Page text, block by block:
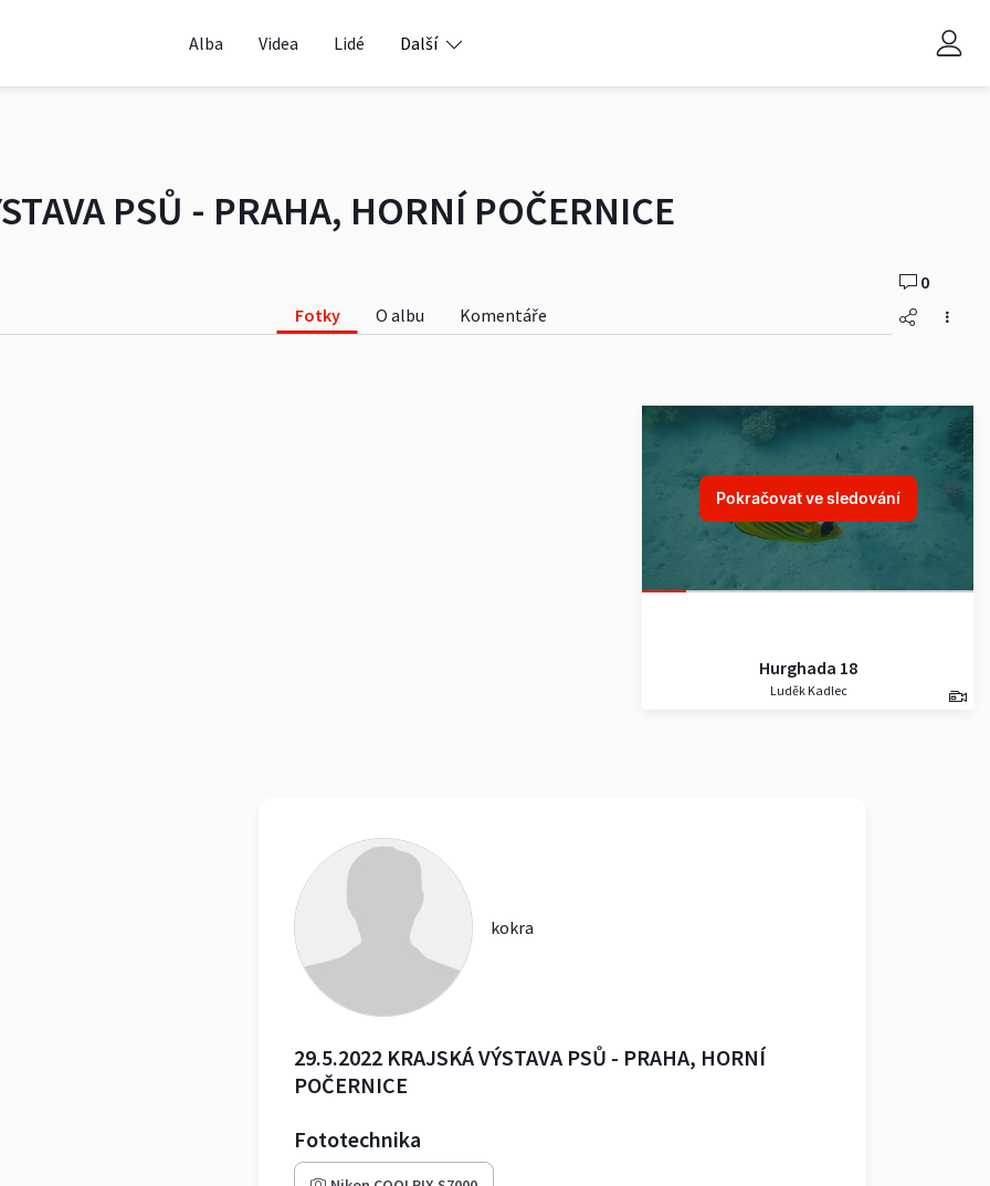
Alba Videa Lidé
Další
PSŮ - PRAHA, HORNÍ POČERNICE
Fotky O albu Komentáře
0
Pokračovat ve sledování
Hurghada 18
Luděk Kadlec
kokra
29.5.2022 KRAJSKÁ VÝSTAVA PSŮ - PRAHA, HORNÍ
POČERNICE
Fototechnika